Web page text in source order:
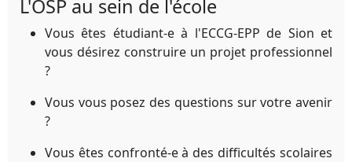
L'OSP au sein de l'école
Vous êtes étudiant-e à l'ECCG-EPP de Sion et
vous désirez construire un projet professionnel
?
Vous vous posez des questions sur votre avenir
?
Vous êtes confronté-e à des difficultés scolaires